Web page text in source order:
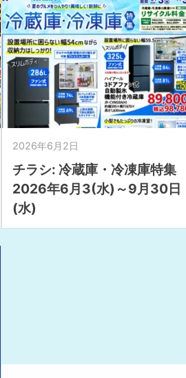
2026年6月2日
チラシ: 冷蔵庫・冷凍庫特集
2026年6月3(水)～9月30日
(水)